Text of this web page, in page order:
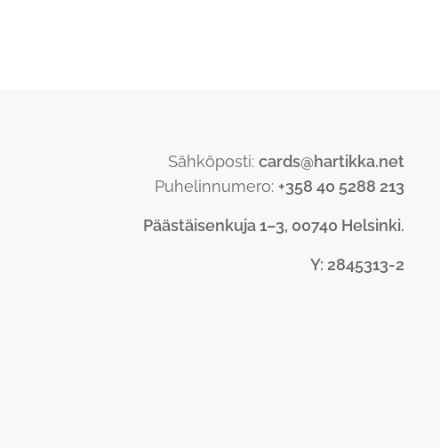
Sähköposti: cards@hartikka.net
Puhelinnumero: +358 40 5288 213
Päästäisenkuja 1–3, 00740 Helsinki.
Y: 2845313-2